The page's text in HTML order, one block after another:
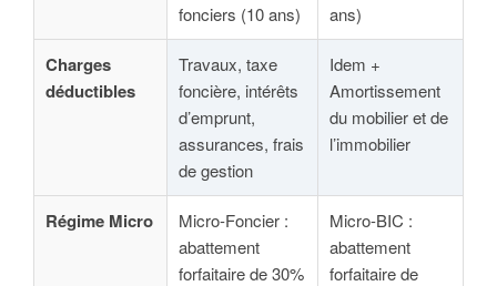
fonciers (10 ans)
ans)
Charges
déductibles
Travaux, taxe
foncière, intérêts
d’emprunt,
assurances, frais
de gestion
Idem +
Amortissement
du mobilier et de
l’immobilier
Régime Micro
Micro-Foncier :
abattement
forfaitaire de 30%
Micro-BIC :
abattement
forfaitaire de